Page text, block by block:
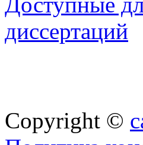
диссертаций
Copyright ©